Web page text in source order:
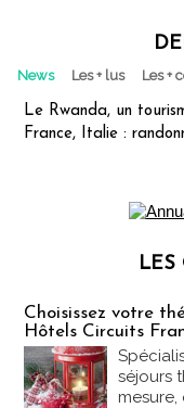
News Les + lus Les +
Le Rwanda, un
France, Italie :
LES
Choisissez votre
Hôtels Circuits
séjours
mesure,